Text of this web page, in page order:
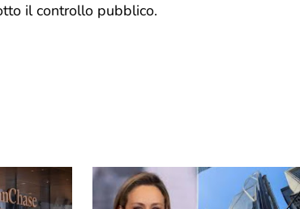
il controllo pubblico.